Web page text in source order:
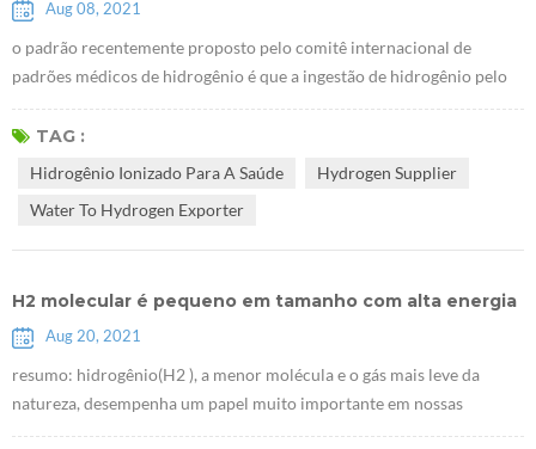
Aug 08, 2021
o padrão recentemente proposto pelo comitê internacional de
padrões médicos de hidrogênio é que a ingestão de hidrogênio pelo
consumo de rico água hidrogênio deve ter uma concentração de
hidrogênio não inferior a 0,5 ppm e pelo menos 0,5 mg por pessoa
todos os dias, s...
TAG :
Hidrogênio Ionizado Para A Saúde
Hydrogen Supplier
Water To Hydrogen Exporter
H2 molecular é pequeno em tamanho com alta energia
Aug 20, 2021
resumo: hidrogênio(H2 ), a menor molécula e o gás mais leve da
natureza, desempenha um papel muito importante em nossas
vidas.tem efeitos preventivos e terapêuticos significativos em várias